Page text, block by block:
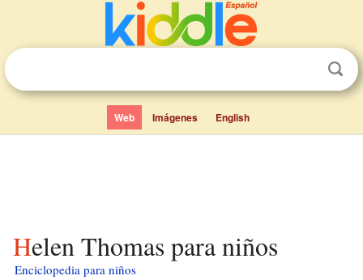
Web Imágenes English
Helen Thomas para niños
Enciclopedia para niños